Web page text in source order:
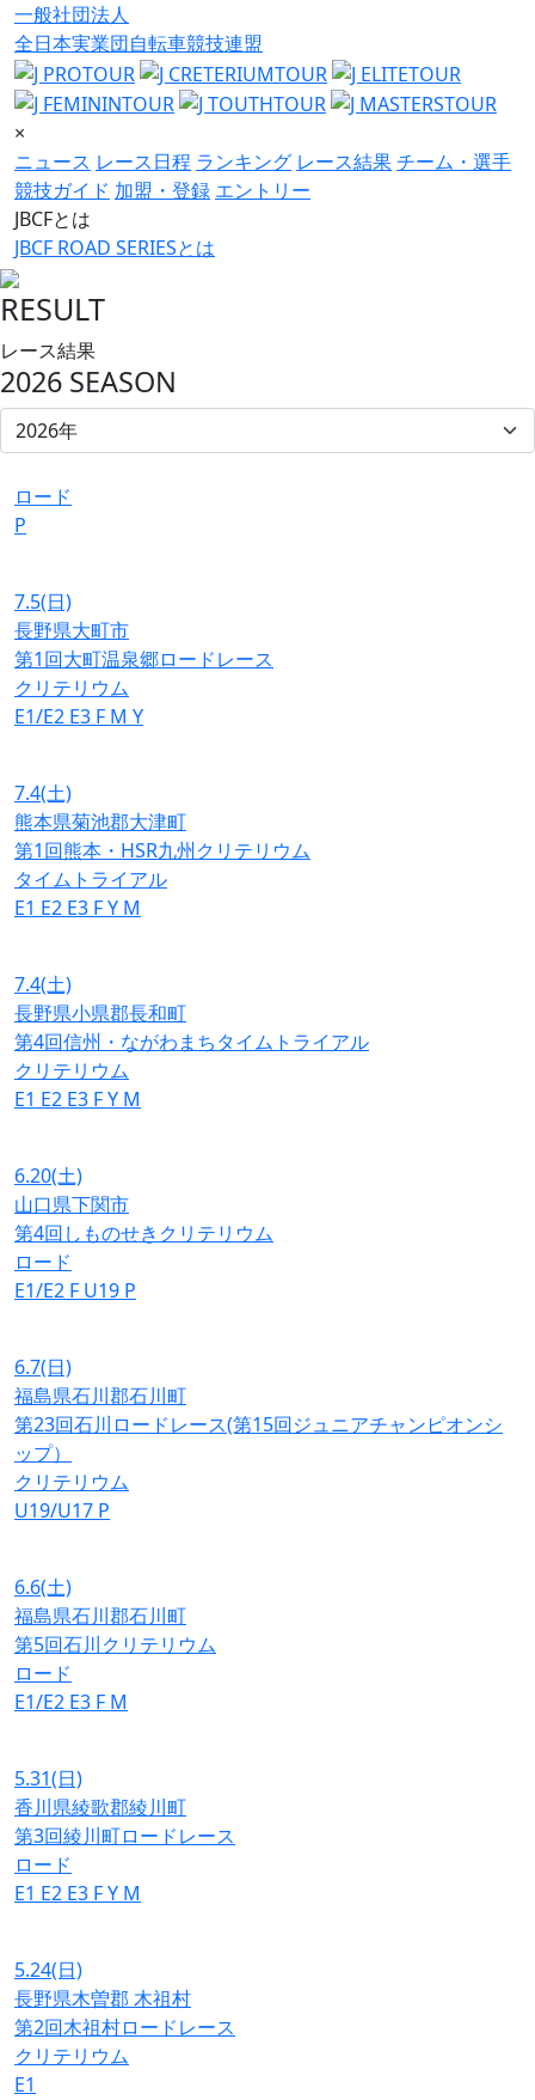
一般社団法人
全日本実業団自転車競技連盟
×
ニュース レース日程 ランキング レース結果チーム・選手
競技ガイド 加盟・登録 エントリー
JBCFとは
JBCF ROAD SERIESとは
RESULT
レース結果
2026 SEASON
ロード
P
7.5(日)
長野県大町市
第1回大町温泉郷ロードレース
クリテリウム
E1/E2 E3 F M Y
7.4(土)
熊本県菊池郡大津町
第1回熊本・HSR九州クリテリウム
タイムトライアル
E1 E2 E3 FY M
7.4(土)
長野県小県郡長和町
第4回信州・ながわまちタイムトライアル
クリテリウム
E1 E2 E3 FY M
6.20(土)
山口県下関市
第4回しものせきクリテリウム
ロード
E1/E2 F U19 P
6.7(日)
福島県石川郡石川町
第23回石川ロードレース(第15回ジュニアチャンピオンシ
ップ）
クリテリウム
U19/U17 P
6.6(土)
福島県石川郡石川町
第5回石川クリテリウム
ロード
E1/E2 E3 F M
5.31(日)
香川県綾歌郡綾川町
第3回綾川町ロードレース
ロード
E1 E2 E3 FY M
5.24(日)
長野県木曽郡 木祖村
第2回木祖村ロードレース
クリテリウム
E1